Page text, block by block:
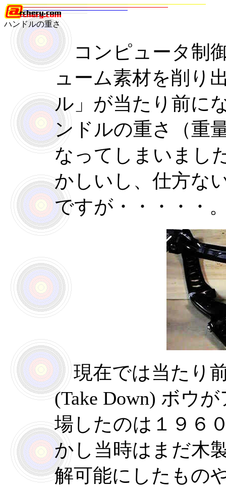
ハンドルの重さ
コンピュータ制
ューム素材を削り
ル」が当たり前に
ンドルの重さ（重
なってしまいまし
かしいし、仕方な
ですが・・・・・
現在では当たり
(Take Down) ボウ
場したのは１９６
かし当時はまだ木
解可能にしたもの